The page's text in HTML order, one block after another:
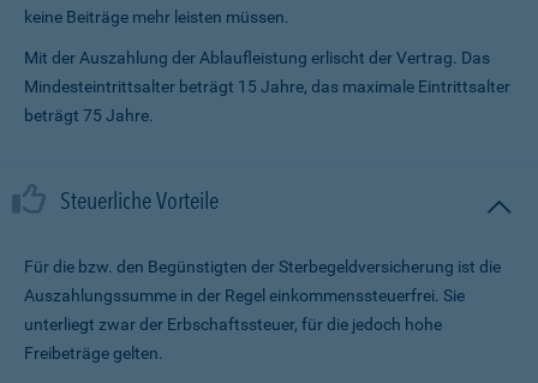
keine Beiträge mehr leisten müssen.
Mit der Auszahlung der Ablaufleistung erlischt der Vertrag. Das
Mindesteintrittsalter beträgt 15 Jahre, das maximale Eintrittsalter
beträgt 75 Jahre.
Steuerliche Vorteile
Für die bzw. den Begünstigten der Sterbegeldversicherung ist die
Auszahlungssumme in der Regel einkommenssteuerfrei. Sie
unterliegt zwar der Erbschaftssteuer, für die jedoch hohe
Freibeträge gelten.